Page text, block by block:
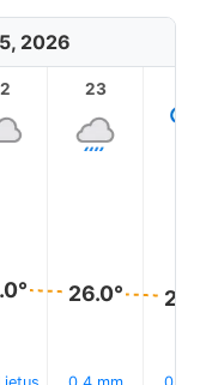
2026
23
26.0°